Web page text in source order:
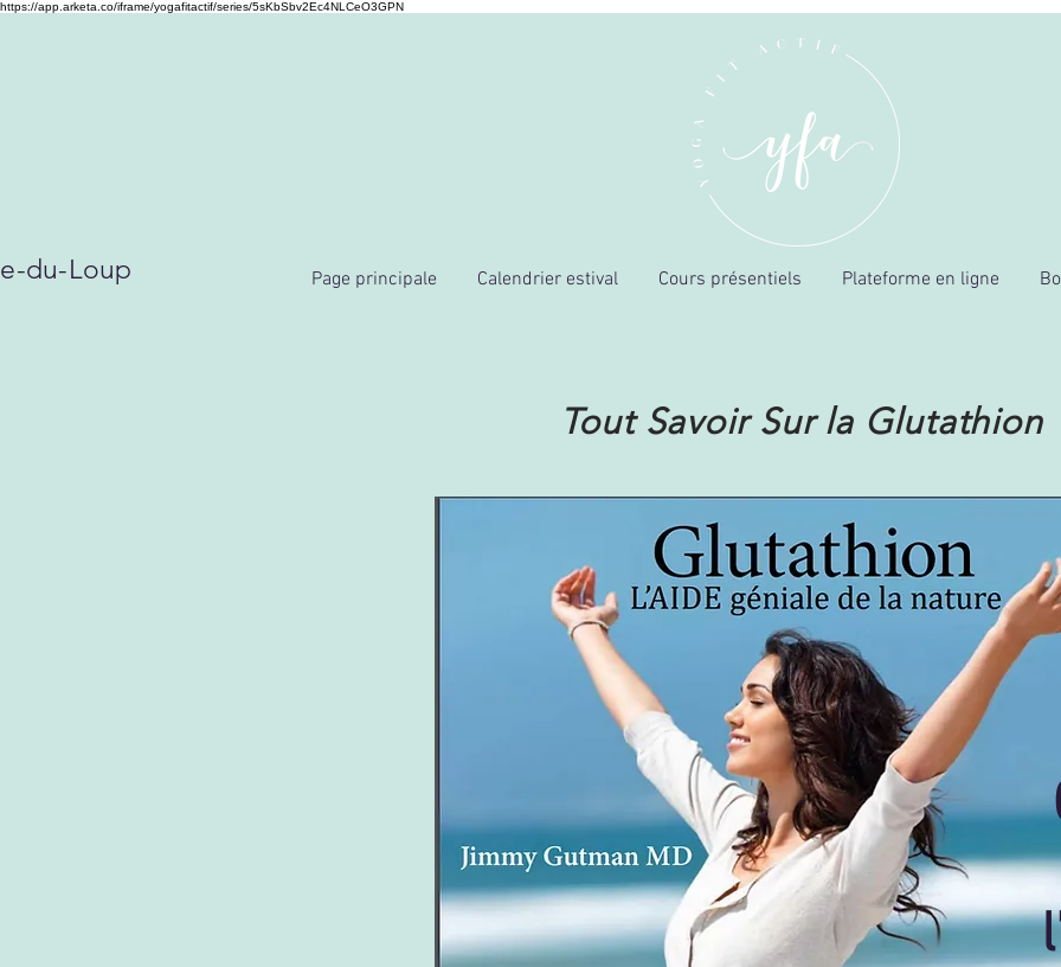
https://app.arketa.co/iframe/yogafitactif/series/5sKbSbv2Ec4NLCeO3GPN
du-Loup Page principale Calendrier estival Cours présentiels Plateforme en ligne
Tout Savoir Sur la Glutathion